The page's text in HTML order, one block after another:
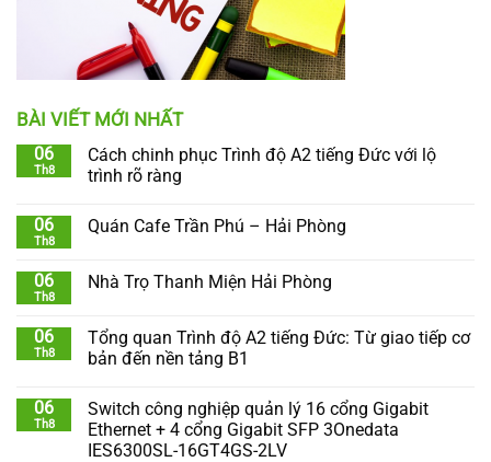
BÀI VIẾT MỚI NHẤT
06
Th8
Cách chinh phục Trình độ A2 tiếng Đức với lộ
trình rõ ràng
06
Th8
Quán Cafe Trần Phú – Hải Phòng
06
Th8
Nhà Trọ Thanh Miện Hải Phòng
06
Th8
Tổng quan Trình độ A2 tiếng Đức: Từ giao tiếp cơ
bản đến nền tảng B1
06
Th8
Switch công nghiệp quản lý 16 cổng Gigabit
Ethernet + 4 cổng Gigabit SFP 3Onedata
IES6300SL-16GT4GS-2LV